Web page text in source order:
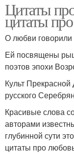
Цитаты
цитаты
О любви говорили
Ей посвящены
поэтов эпохи
Культ
русского
Красивые слова
авторами
глубинной сути
цитаты про